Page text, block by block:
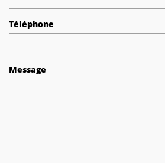
Téléphone
Message